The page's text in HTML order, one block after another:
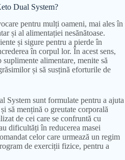
Dual System?
pentru mulți oameni, mai ales în
și al alimentației nesănătoase.
și sigure pentru a pierde în
în corpul lor. În acest sens,
alimentare, menite să
și să susțină eforturile de
System sunt formulate pentru a ajuta
să mențină o greutate corporală
de cei care se confruntă cu
dificultăți în reducerea masei
celor care urmează un regim
de exerciții fizice, pentru a